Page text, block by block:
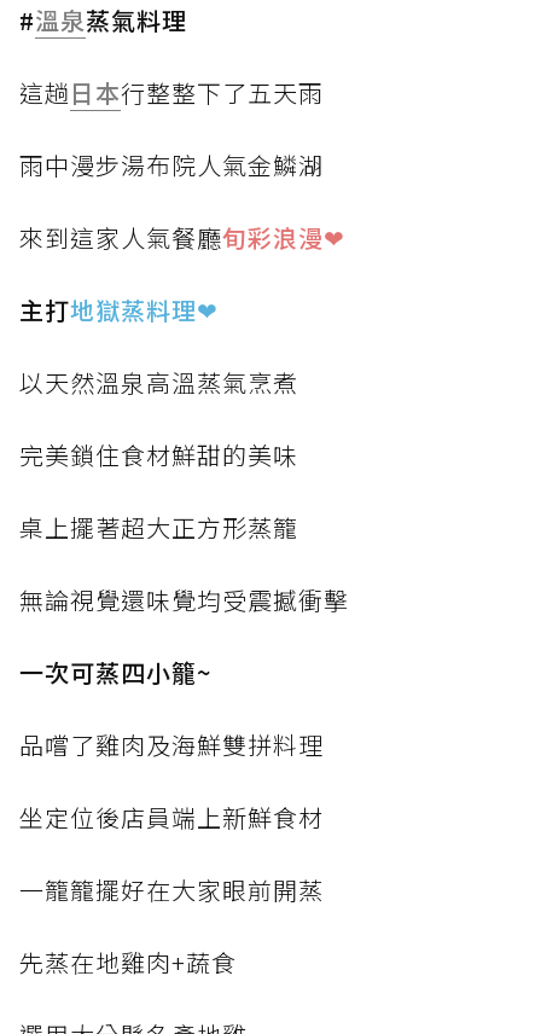
#溫泉蒸氣料理
這趟日本行整整下了五天雨
雨中漫步湯布院人氣金鱗湖
來到這家人氣餐廳旬彩浪漫❤
主打地獄蒸料理❤
以天然溫泉高溫蒸氣烹煮
完美鎖住食材鮮甜的美味
桌上擺著超大正方形蒸籠
無論視覺還味覺均受震撼衝擊
一次可蒸四小籠~
品嚐了雞肉及海鮮雙拼料理
坐定位後店員端上新鮮食材
一籠籠擺好在大家眼前開蒸
先蒸在地雞肉+蔬食